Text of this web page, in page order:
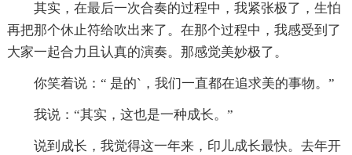
其实，在最后一次合奏的过程中，我紧张极了，生怕
再把那个休止符给吹出来了。在那个过程中，我感受到了
大家一起合力且认真的演奏。那感觉美妙极了。
你笑着说：“ 是的`，我们一直都在追求美的事物。”
我说：“其实，这也是一种成长。”
说到成长，我觉得这一年来，印儿成长最快。去年开